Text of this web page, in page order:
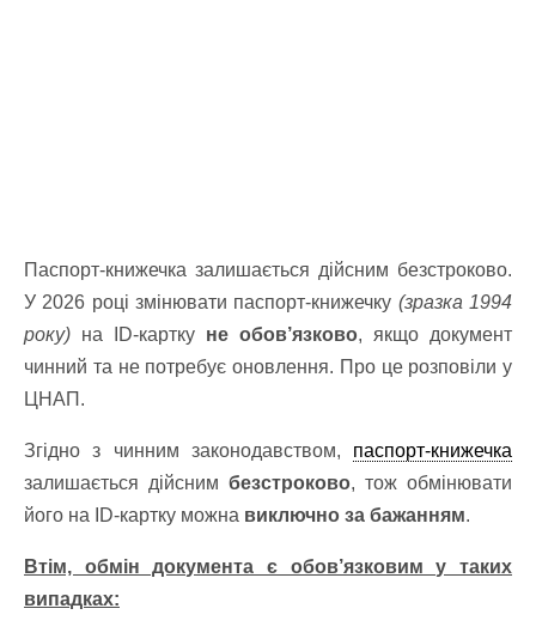
Паспорт-книжечка залишається дійсним безстроково.
У 2026 році змінювати паспорт-книжечку (зразка 1994
року) на ID-картку не обов’язково, якщо документ
чинний та не потребує оновлення. Про це розповіли у
ЦНАП.
Згідно з чинним законодавством, паспорт-книжечка
залишається дійсним безстроково, тож обмінювати
його на ID-картку можна виключно за бажанням.
Втім, обмін документа є обов’язковим у таких
випадках: